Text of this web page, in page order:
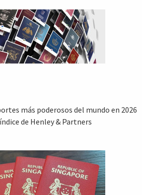
más poderosos del mundo en 2026
de Henley & Partners